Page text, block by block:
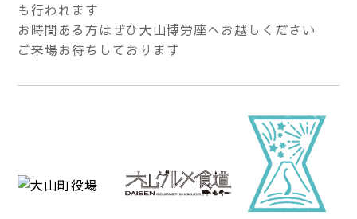
も行われます
お時間ある方はぜひ大山博労座へお越しください
ご来場お待ちしております